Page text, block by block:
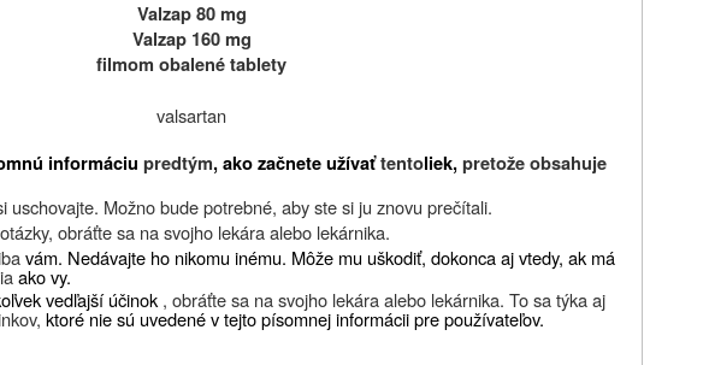
Valzap 80 mg
Valzap 160 mg
filmom obalené tablety
valsartan
informáciu predtým, ako začnete užívaťtentoliek,pretože obsahuje
uschovajte. Možno bude potrebné, aby ste si ju znovu prečítali.
obráťte sa na svojho lekára alebo lekárnika.
vám. Nedávajte ho nikomu inému. Môže mu uškodiť, dokonca aj vtedy, ak má
ako vy.
vedľajší účinok , obráťte sa na svojho lekáraalebo lekárnika. To sa týka aj
ktoré nie sú uvedené v tejto písomnej informácii pre používateľov.